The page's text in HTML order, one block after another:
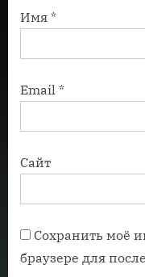
Имя *
Email *
Сайт
Сохранить моё
браузере для